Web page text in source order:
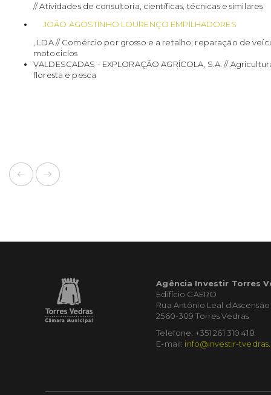
// Atividades de consultoria, científicas, técnicas e similares
JOÃO AGOSTINHO LOURENÇO EMPILHADORES
, LDA // Comércio por grosso e a retalho; reparação de
motociclos
VALDESCADAS - EXPLORAÇÃO AGRÍCOLA, S.A. //
floresta e pesca
Agência Investir Torres
Edifício CAERO
Rua António Leal d'Ascensão
2560-309 Torres Vedras
Telefone: +351 261 310 418
E-mail: info@investir-